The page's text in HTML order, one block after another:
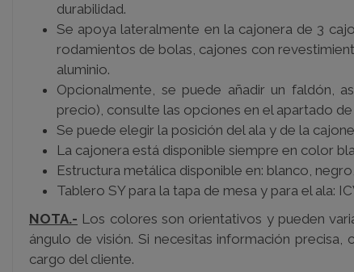
durabilidad.
Se apoya lateralmente en la cajonera de 3
rodamientos de bolas, cajones con
aluminio.
Opcionalmente, se puede añadir un faldón,
precio), consulte las opciones en el apartado de
Se puede elegir la posición del ala y de la
La cajonera está disponible siempre en color
Estructura metálica disponible en: blanco,
Tablero SY para la tapa de mesa y para el ala:
NOTA.- Los colores son orientativos y pueden
ángulo de visión. Si necesitas información
cargo del cliente.